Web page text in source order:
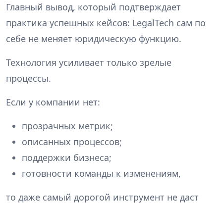
Главный вывод, который подтверждает
практика успешных кейсов: LegalTech сам по
себе не меняет юридическую функцию.
Технология усиливает только зрелые
процессы.
Если у компании нет:
прозрачных метрик;
описанных процессов;
поддержки бизнеса;
готовности команды к изменениям,
то даже самый дорогой инструмент не даст